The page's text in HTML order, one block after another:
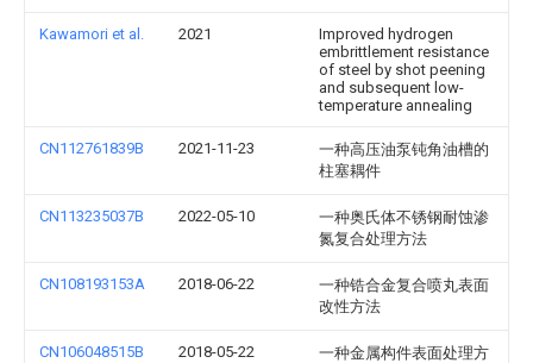
Kawamori et al. 2021
Improved hydrogen
embrittlement resistance
of steel by shot peening
and subsequent low-
temperature annealing
CN112761839B 2021-11-23
一种高压油泵钝角油槽的
柱塞耦件
CN113235037B 2022-05-10
一种奥氏体不锈钢耐蚀渗
氮复合处理方法
CN108193153A 2018-06-22
一种锆合金复合喷丸表面
改性方法
CN106048515B 2018-05-22
一种金属构件表面处理方